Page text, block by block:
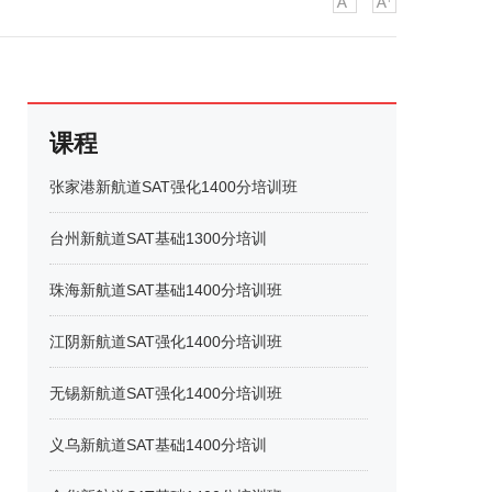
课程
张家港新航道SAT强化1400分培训班
台州新航道SAT基础1300分培训
珠海新航道SAT基础1400分培训班
江阴新航道SAT强化1400分培训班
无锡新航道SAT强化1400分培训班
义乌新航道SAT基础1400分培训